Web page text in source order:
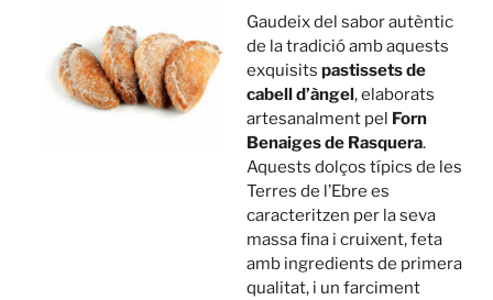
Gaudeix del sabor autèntic
de la tradició amb aquests
exquisits pastissets de
cabell d’àngel , elaborats
artesanalment pel
Forn
Benaiges de Rasquera.
Aquests dolços típics de les
Terres de l’Ebre es
caracteritzen per la seva
massa fina i cruixent, feta
amb ingredients de primera
qualitat, i un farciment